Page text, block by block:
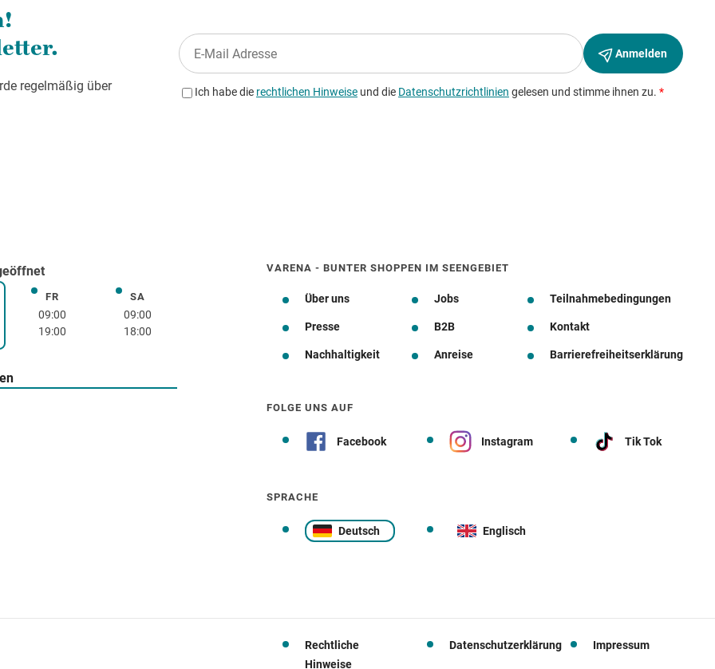
FRFreitag
09:00
19:00
SASamstag
09:00
18:00
VARENA - BUNTER SHOPPEN IM SEENGEBIET
Über uns Jobs Teilnahmebedingungen
Presse B2B Kontakt
Nachhaltigkeit Anreise Barrierefreiheitserklärung
FOLGE UNS AUF
Facebook Instagram Tik Tok
SPRACHE
Deutsch Englisch
Rechtliche
Hinweise
Datenschutzerklärung Impressum